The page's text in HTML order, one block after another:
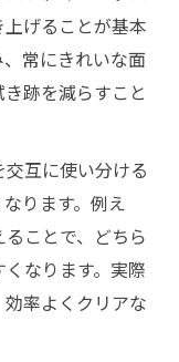
げることが基本
常にきれいな面
跡を減らすこと
互に使い分ける
ります。例え
ことで、どちら
なります。実際
率よくクリアな